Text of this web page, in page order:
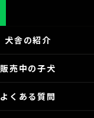
犬舎の紹介
販売中の子犬
よくある質問